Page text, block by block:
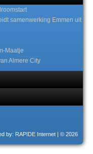
samenwerking Emmen uit
Maatje
Almere City
by: RAPIDE Internet | © 2026